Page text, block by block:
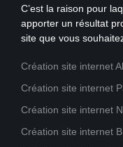
C’est la raison pour
apporter un résultat
site que vous
Création site internet
Création site internet
Création site internet
Création site internet